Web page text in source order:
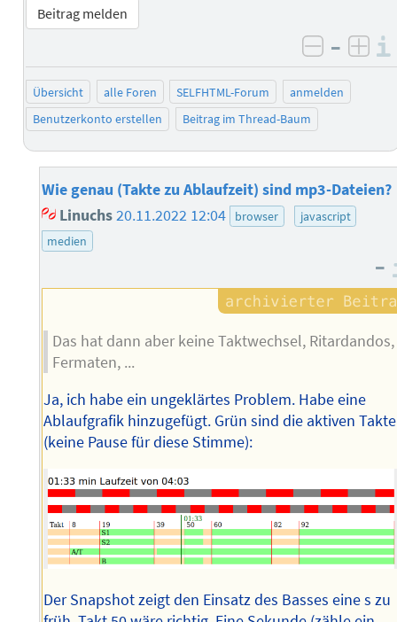
Beitrag melden
negativ
–
Übersicht alle Foren SELFHTML-Forum
anmelden
Benutzerkonto erstellen
Beitrag im Thread-Baum
Wie genau (Takte zu Ablaufzeit) sind mp3-Dateien?
Linuchs20.11.2022 12:04 browser
javascript
medien
–
Das hat dann aber keine Taktwechsel, Ritardandos,
Fermaten, ...
Ja, ich habe ein ungeklärtes Problem. Habe eine
Ablaufgrafik hinzugefügt. Grün sind die aktiven Takte
(keine Pause für diese Stimme):
Der Snapshot zeigt den Einsatz des Basses eine s zu